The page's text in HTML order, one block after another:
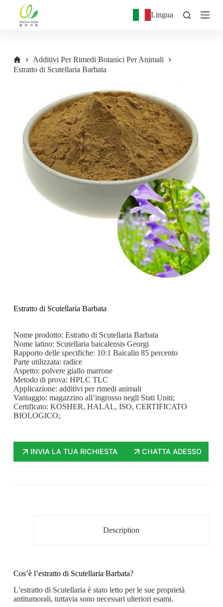
Lingua
Additivi Per Rimedi Botanici Per Animali
Estratto di Scutellaria Barbata
Estratto di Scutellaria Barbata
Nome prodotto: Estratto di Scutellaria Barbata
Nome latino: Scutellaria baicalensis Georgi
Rapporto delle specifiche: 10:1 Baicalin 85 percento
Parte utilizzata: radice
Aspetto: polvere giallo marrone
Metodo di prova: HPLC TLC
Applicazione: additivi per rimedi animali
Vantaggio: magazzino all’ingrosso negli Stati Uniti;
Certificato: KOSHER, HALAL, ISO, CERTIFICATO
BIOLOGICO;
INVIA LA TUA RICHIESTA CHATTA ADESSO
Description
Cos’è l’estratto di Scutellaria Barbata?
L’estratto di Scutellaria è stato letto per le sue proprietà
antitumorali, tuttavia sono necessari ulteriori esami.